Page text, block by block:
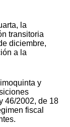
la
transitoria
diciembre,
a la
y
46/2002, de 18
fiscal